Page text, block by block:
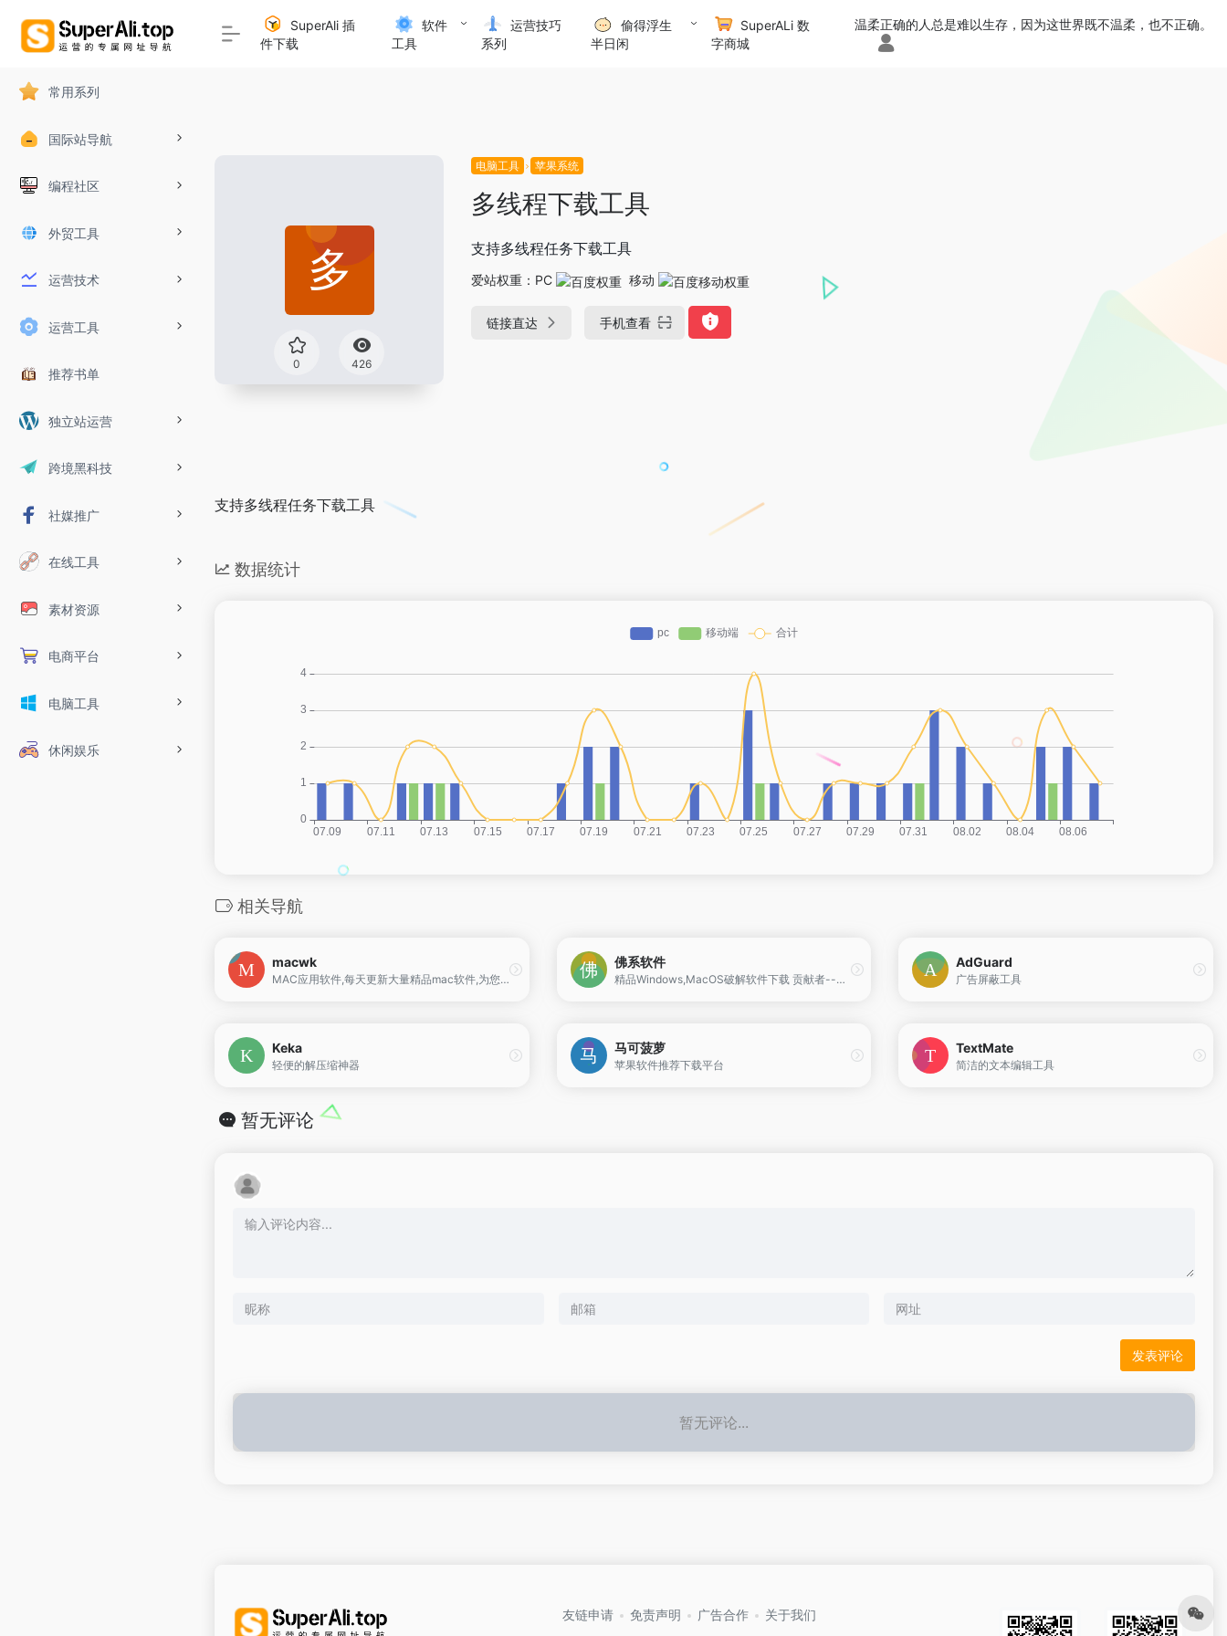
常用系列
国际站导航
编程社区
外贸工具
运营技术
运营工具
推荐书单
独立站运营
跨境黑科技
社媒推广
在线工具
素材资源
电商平台
电脑工具
休闲娱乐
SuperAli 插
件下载
软件
工具
运营技巧
系列
偷得浮生
半日闲
SuperALi 数
字商城
温柔正确的人总是难以生存，因为这世界既不温柔，也不正确。
0 426
电脑工具 苹果系统
多线程下载工具
支持多线程任务下载工具
爱站权重： PC 移动
链接直达 手机查看
支持多线程任务下载工具
数据统计
相关导航
macwk
MAC应用软件,每天更新大量精品mac软件,为您提供优质的mac软件,mac破解版软件下载
佛系软件
精品Windows,MacOS破解软件下载 贡献者--王哥
AdGuard
广告屏蔽工具
Keka
轻便的解压缩神器
马可菠萝
苹果软件推荐下载平台
TextMate
简洁的文本编辑工具
暂无评论
暂无评论...
友链申请 免责声明 广告合作 关于我们